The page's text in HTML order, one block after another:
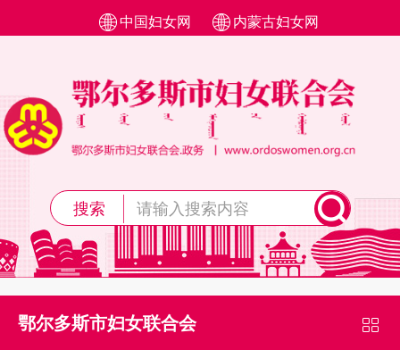
中国妇女网 内蒙古妇女网
搜索
鄂尔多斯市妇女联合会